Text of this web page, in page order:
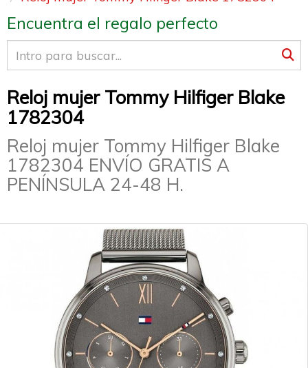
Encuentra el regalo perfecto
Reloj mujer Tommy Hilfiger Blake
1782304
Reloj mujer Tommy Hilfiger Blake
1782304 ENVÍO GRATIS A
PENÍNSULA 24-48 H.